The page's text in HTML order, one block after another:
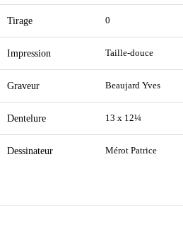
Tirage 0
Impression Taille-douce
Graveur Beaujard Yves
Dentelure 13 x 12¼
Dessinateur Mérot Patrice